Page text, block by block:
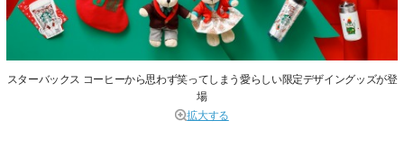
スターバックス コーヒーから思わず笑ってしまう愛らしい限定デザイングッズが登
場
拡大する